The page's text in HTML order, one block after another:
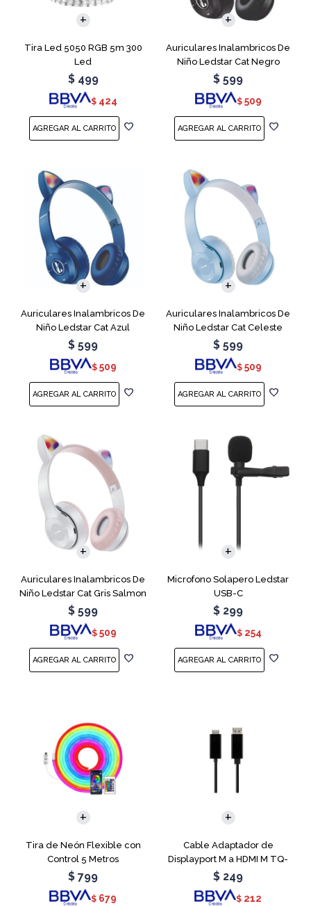
Tira Led 5050 RGB 5m 300
Led
$ 499
$ 424
Auriculares Inalambricos De
Niño Ledstar Cat Negro
$ 599
$ 509
Auriculares Inalambricos De
Niño Ledstar Cat Azul
$ 599
$ 509
Auriculares Inalambricos De
Niño Ledstar Cat Celeste
$ 599
$ 509
Auriculares Inalambricos De
Niño Ledstar Cat Gris Salmon
$ 599
$ 509
Microfono Solapero Ledstar
USB-C
$ 299
$ 254
Tira de Neón Flexible con
Control 5 Metros
$ 799
$ 679
Cable Adaptador de
Displayport M a HDMI M TQ-
6307
$ 249
$ 212